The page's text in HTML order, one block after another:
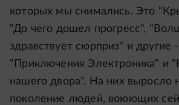
которых мы снимались. Это
"До чего дошел прогресс",
здравствует сюрприз" и другие
"Приключения Электроника" и
нашего двора". На них выросло
поколение людей, воюющих